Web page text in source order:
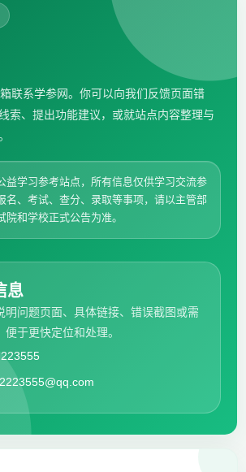
联系学参网。你可以向我们反馈页面错
索、提出功能建议，或就站点内容整理与
益学习参考站点，所有信息仅供学习交流参
名、考试、查分、录取等事项，请以主管部
院和学校正式公告为准。
息
明问题页面、具体链接、错误截图或需
于更快定位和处理。